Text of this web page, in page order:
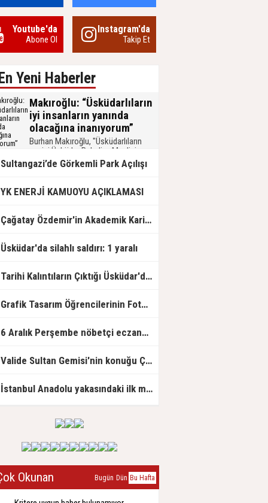
Youtube'da
Abone Ol
Instagram'da
Takip Et
En Yeni Haberler
Makıroğlu: “Üsküdarlıların
iyi insanların yanında
olacağına inanıyorum”
Burhan Makıroğlu, "Üsküdarlıların
sesini Üsküdar Belediye Meclisi
sıralarından duyurmak; sorularına
yanıt, sorunlarına çözüm bulmak için
olacağına inanıyorum” ifadelerini
kullandı.
Sultangazi’de Görkemli Park Açılışı
YK ENERJİ KAMUOYU AÇIKLAMASI
Çağatay Özdemir'in Akademik Kariyeri ve Bürokratik Kimliği Hakkında Bilinmesi Gerekenler
Üsküdar'da silahlı saldırı: 1 yaralı
Tarihi Kalıntıların Çıktığı Üsküdar'daki Kazı Çalışmaları Ertelendi
Grafik Tasarım Öğrencilerinin Fotoğraf Kareleri Sergiye Yansıdı
6 Aralık Perşembe nöbetçi eczaneler
Valide Sultan Gemisi'nin konuğu Çağrıbey Anadolu Lisesi oldu
İstanbul Anadolu yakasındaki ilk millet kıraathanesi!
Okunan Bugün Dün Bu Hafta